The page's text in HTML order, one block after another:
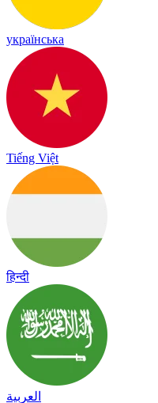
українська
Tiếng Việt
हिन्दी
العربية